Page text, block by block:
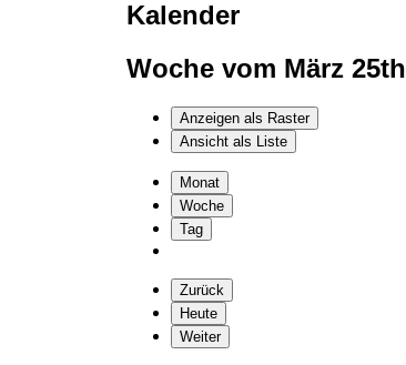
Kalender
Woche vom März 25th
Anzeigen als Raster
Ansicht als Liste
Monat
Woche
Tag
Zurück
Heute
Weiter